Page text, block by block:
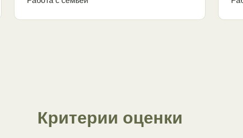
Критерии оценки